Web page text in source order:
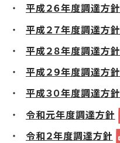
平成２６年度調達方針
平成２７年度調達方針
平成２８年度調達方針
平成２９年度調達方針
平成３０年度調達方針
令和元年度調達方針
令和２年度調達方針